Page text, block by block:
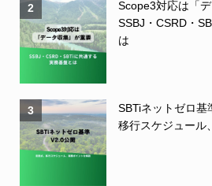
2
Scope3対応は「
SSBJ・CSRD・
は
3
SBTiネットゼロ基
移行スケジュール